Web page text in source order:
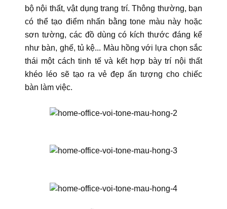
bộ nội thất, vật dụng trang trí. Thông thường, bạn
có thể tạo điểm nhấn bằng tone màu này hoặc
sơn tường, các đồ dùng có kích thước đáng kể
như bàn, ghế, tủ kệ... Màu hồng với lựa chọn sắc
thái một cách tinh tế và kết hợp bày trí nội thất
khéo léo sẽ tạo ra vẻ đẹp ấn tượng cho chiếc
bàn làm việc.